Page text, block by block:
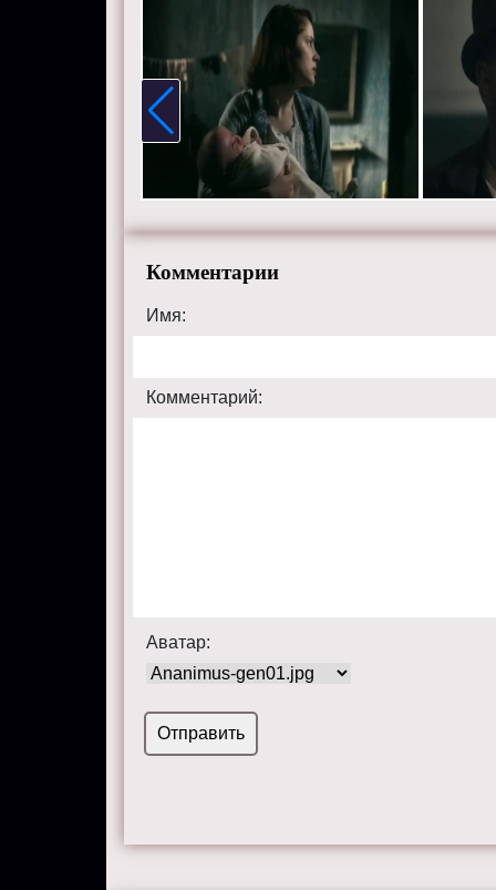
Коул и
Комментарии
Имя:
Комментарий:
Аватар: